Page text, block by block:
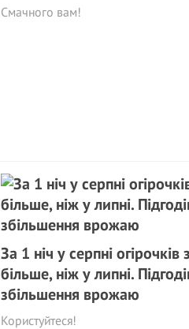
Смачного вам!
За 1 ніч у серпні огірочків
більше, ніж у липні.
збільшення врожаю
Користуйтеся!